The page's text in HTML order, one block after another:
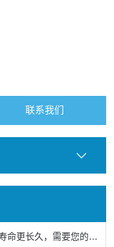
联系我们
想要数显恒温磁力搅拌器的使用寿命更长久，需要您的精心呵护